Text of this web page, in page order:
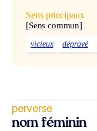
Sens principaux
[Sens commun]
vicieux dépravé
perverse
nom féminin